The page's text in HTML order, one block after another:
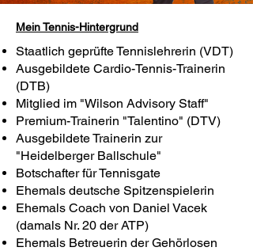
Mein Tennis-Hintergrund
Staatlich geprüfte Tennislehrerin (VDT)
Ausgebildete Cardio-Tennis-Trainerin
(DTB)
Mitglied im "Wilson Advisory Staff"
Premium-Trainerin "Talentino" (DTV)
Ausgebildete Trainerin zur
"Heidelberger Ballschule"
Botschafter für Tennisgate
Ehemals deutsche Spitzenspielerin
Ehemals Coach von Daniel Vacek
(damals Nr. 20 der ATP)
Ehemals Betreuerin der Gehörlosen